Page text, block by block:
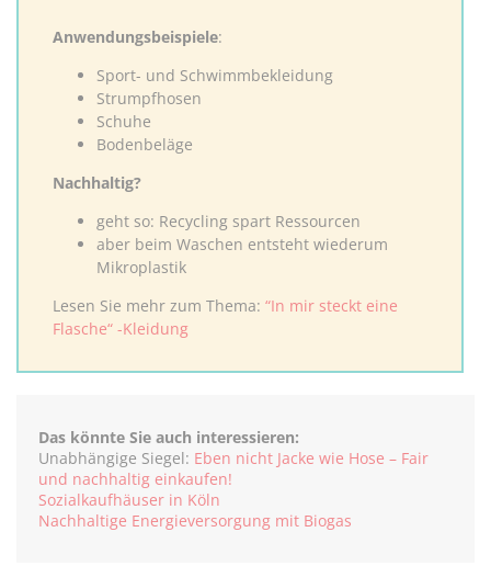
Anwendungsbeispiele:
Sport- und Schwimmbekleidung
Strumpfhosen
Schuhe
Bodenbeläge
Nachhaltig?
geht so: Recycling spart Ressourcen
aber beim Waschen entsteht wiederum
Mikroplastik
Lesen Sie mehr zum Thema: “In mir steckt eine
Flasche“ -Kleidung
Das könnte Sie auch interessieren:
Unabhängige Siegel: Eben nicht Jacke wie Hose – Fair
und nachhaltig einkaufen!
Sozialkaufhäuser in Köln
Nachhaltige Energieversorgung mit Biogas